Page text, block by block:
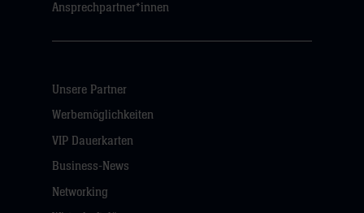
Ansprechpartner*innen
Unsere Partner
Werbemöglichkeiten
VIP Dauerkarten
Business-News
Networking